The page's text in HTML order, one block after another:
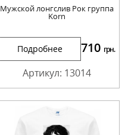
Мужской лонгслив Рок группа
Korn
Подробнее 710 грн.
Артикул: 13014